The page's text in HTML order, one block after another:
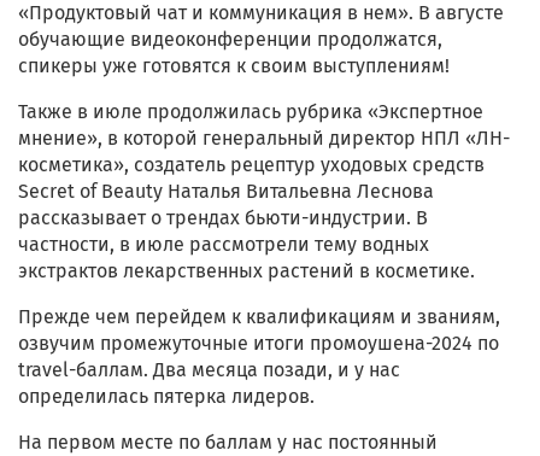
«Продуктовый чат и коммуникация в нем». В августе
обучающие видеоконференции продолжатся,
спикеры уже готовятся к своим выступлениям!
Также в июле продолжилась рубрика «Экспертное
мнение», в которой генеральный директор НПЛ «ЛН-
косметика», создатель рецептур уходовых средств
Secret of Beauty Наталья Витальевна Леснова
рассказывает о трендах бьюти-индустрии. В
частности, в июле рассмотрели тему водных
экстрактов лекарственных растений в косметике.
Прежде чем перейдем к квалификациям и званиям,
озвучим промежуточные итоги промоушена-2024 по
travel-баллам. Два месяца позади, и у нас
определилась пятерка лидеров.
На первом месте по баллам у нас постоянный